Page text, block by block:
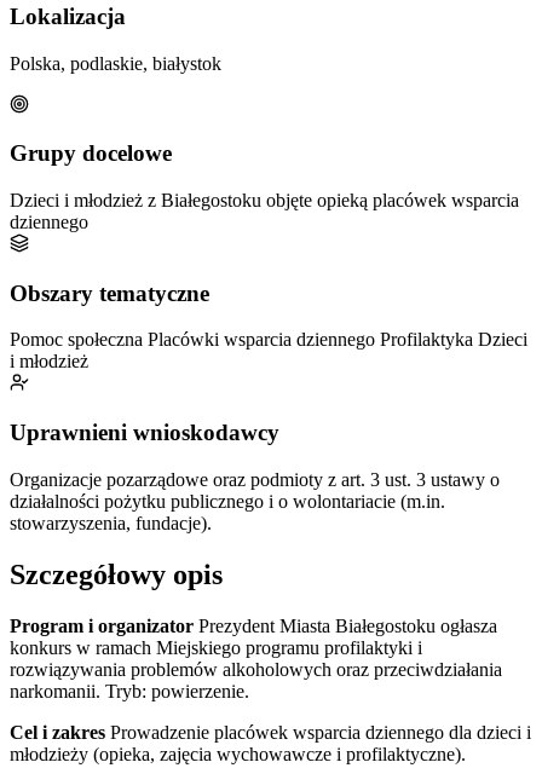
Lokalizacja
Polska, podlaskie, białystok
Grupy docelowe
Dzieci i młodzież z Białegostoku objęte opieką placówek wsparcia
dziennego
Obszary tematyczne
Pomoc społeczna Placówki wsparcia dziennego Profilaktyka Dzieci
i młodzież
Uprawnieni wnioskodawcy
Organizacje pozarządowe oraz podmioty z art. 3 ust. 3 ustawy o
działalności pożytku publicznego i o wolontariacie (m.in.
stowarzyszenia, fundacje).
Szczegółowy opis
Program i organizator Prezydent Miasta Białegostoku ogłasza
konkurs w ramach Miejskiego programu profilaktyki i
rozwiązywania problemów alkoholowych oraz przeciwdziałania
narkomanii. Tryb: powierzenie.
Cel i zakres Prowadzenie placówek wsparcia dziennego dla dzieci i
młodzieży (opieka, zajęcia wychowawcze i profilaktyczne).